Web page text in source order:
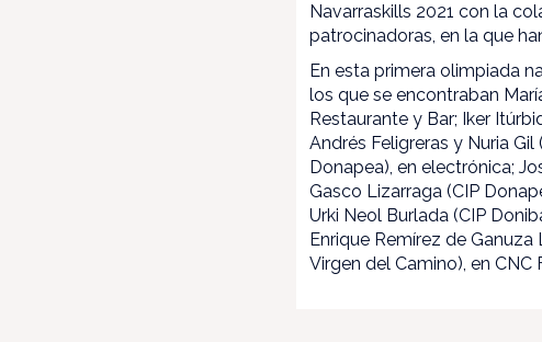
Navarraskills 2021 con la
patrocinadoras, en la que
En esta primera olimpiada
los que se encontraban
Restaurante y Bar; Iker
Andrés Feligreras y Nuria
Donapea), en electrónica;
Gasco Lizarraga (CIP
Urki Neol Burlada (CIP
Enrique Remírez de
Virgen del Camino), en CNC